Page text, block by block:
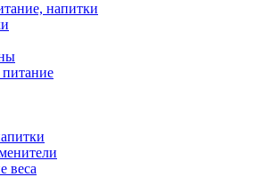
напитки
питание
веса